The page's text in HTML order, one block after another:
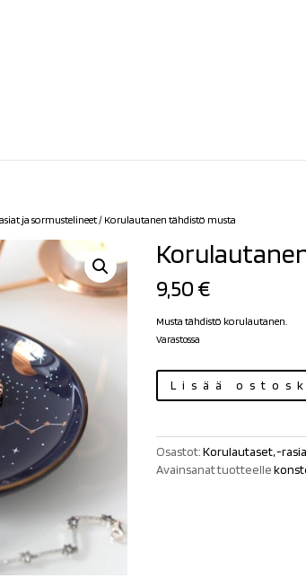
ja sormustelineet/ Korulautanen tähdistö musta
9,50€
Musta tähdistö korulautanen.
Varastossa
tähdistö
Lisää
Osastot:Korulautaset, -
Avainsanat tuotteelle